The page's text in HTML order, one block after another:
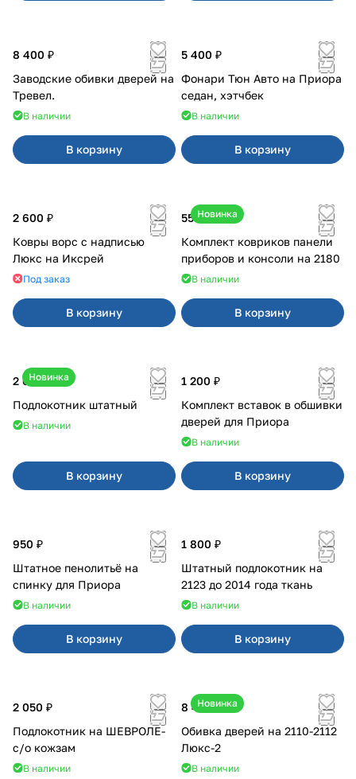
8 400 ₽
Заводские обивки дверей на
Тревел.
В наличии
В корзину
5 400 ₽
Фонари Тюн Авто на Приора
седан, хэтчбек
В наличии
В корзину
2 600 ₽
Ковры ворс с надписью
Люкс на Иксрей
Под заказ
В корзину
Новинка
550 ₽
Комплект ковриков панели
приборов и консоли на 2180
В наличии
В корзину
Новинка
2 600 ₽
Подлокотник штатный
В наличии
В корзину
1 200 ₽
Комплект вставок в обшивки
дверей для Приора
В наличии
В корзину
950 ₽
Штатное пенолитьё на
спинку для Приора
В наличии
В корзину
1 800 ₽
Штатный подлокотник на
2123 до 2014 года ткань
В наличии
В корзину
2 050 ₽
Подлокотник на ШЕВРОЛЕ-
с/о кожзам
В наличии
Новинка
8 400 ₽
Обивка дверей на 2110-2112
Люкс-2
В наличии